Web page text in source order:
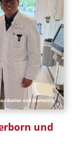
und Marketing
und